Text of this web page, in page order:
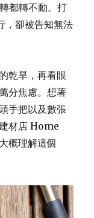
都轉不動。打
，卻被告知無法
乾旱，再看眼
分焦慮。想著
手把以及數張
材店 Home
概理解這個